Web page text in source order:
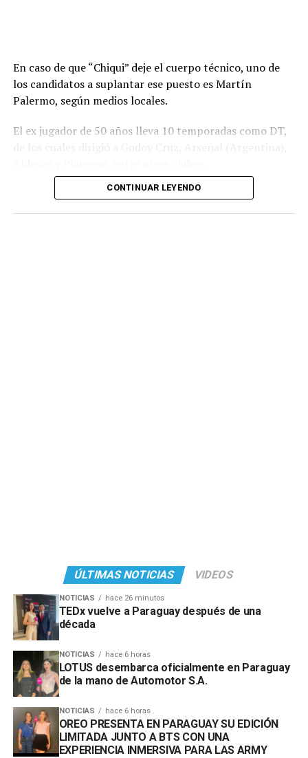
En caso de que “Chiqui” deje el cuerpo técnico, uno de
los candidatos a suplantar ese puesto es Martín
Palermo, según medios locales.
El ex jugador de 50 años lleva 10 temporadas como DT,
CONTINUAR LEYENDO
ÚLTIMAS NOTICIAS VIDEOS
NOTICIAS hace 26 minutos
TEDx vuelve a Paraguay después de una
década
NOTICIAS hace 6 horas
LOTUS desembarca oficialmente en Paraguay
de la mano de Automotor S.A.
NOTICIAS hace 6 horas
OREO PRESENTA EN PARAGUAY SU EDICIÓN
LIMITADA JUNTO A BTS CON UNA
EXPERIENCIA INMERSIVA PARA LAS ARMY